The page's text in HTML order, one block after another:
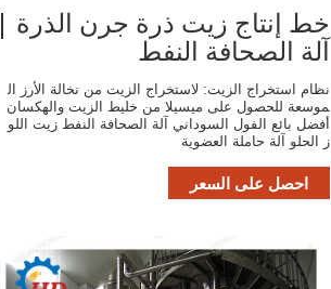
خط إنتاج زيت ذرة جرن الذرة |
آلة الصحافة النفط
نظام استخراج الزيت: لاستخراج الزيت من نخالة الأرز ال
موسعة للحصول على ميسيلا من خليط الزيت والهكسان
أفضل بائع الفول السوداني آلة الصحافة النفط زيت اللو
ز الحلو آلة حاملة العضوية
احصل على السعر